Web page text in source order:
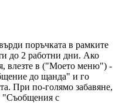
поръчката в рамките
до 2 работни дни. Ако
влезте в ("Моето меню") -
до щанда" и го
При по-голямо забавяне,
"Съобщения с